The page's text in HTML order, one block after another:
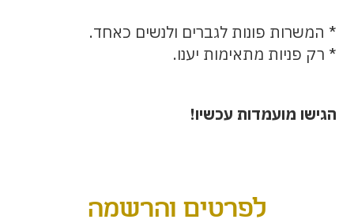
* המשרות פונות לגברים ולנשים כאחד.
* רק פניות מתאימות יענו.
הגישו מועמדות עכשיו!
לפרטים והרשמה